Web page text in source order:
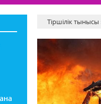
Тіршілік тынысы